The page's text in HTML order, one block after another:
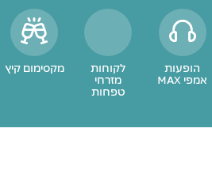
הופעות
אמפי MAX
לקוחות
מזרחי
טפחות
מקסימום קיץ